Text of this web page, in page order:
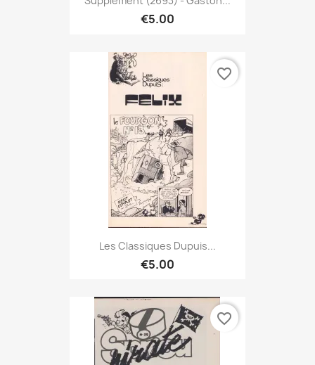
€5.00
Les Classiques Dupuis...
€5.00
favorite_border
favorite_border